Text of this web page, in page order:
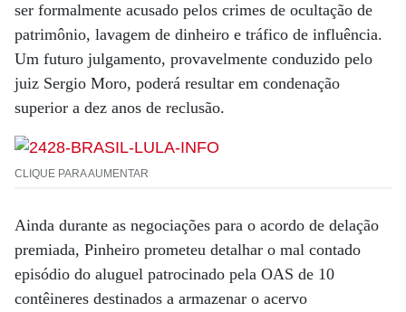
ser formalmente acusado pelos crimes de ocultação de
patrimônio, lavagem de dinheiro e tráfico de influência.
Um futuro julgamento, provavelmente conduzido pelo
juiz Sergio Moro, poderá resultar em condenação
superior a dez anos de reclusão.
CLIQUE PARA AUMENTAR
Ainda durante as negociações para o acordo de delação
premiada, Pinheiro prometeu detalhar o mal contado
episódio do aluguel patrocinado pela OAS de 10
contêineres destinados a armazenar o acervo